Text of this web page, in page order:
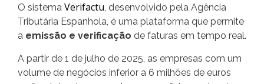
O sistema Verifactu, desenvolvido pela Agência
Tributária Espanhola, é uma plataforma que permite
a emissão e verificação de faturas em tempo real.
A partir de 1 de julho de 2025, as empresas com um
volume de negócios inferior a 6 milhões de euros